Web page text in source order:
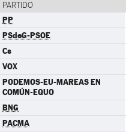
PARTIDO
PP
PSdeG-PSOE
Cs
VOX
PODEMOS-EU-MAREAS EN
COMÚN-EQUO
BNG
PACMA